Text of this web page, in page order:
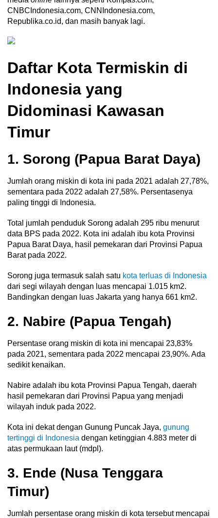
CNBCIndonesia.com, CNNIndonesia.com,
Republika.co.id, dan masih banyak lagi.
Daftar Kota Termiskin di
Indonesia yang
Didominasi Kawasan
Timur
1. Sorong (Papua Barat Daya)
Jumlah orang miskin di kota ini pada 2021 adalah 27,78%,
sementara pada 2022 adalah 27,58%. Persentasenya
paling tinggi di Indonesia.
Total jumlah penduduk Sorong adalah 295 ribu menurut
data BPS pada 2022. Kota ini adalah ibu kota Provinsi
Papua Barat Daya, hasil pemekaran dari Provinsi Papua
Barat pada 2022.
Sorong juga termasuk salah satu kota terluas di Indonesia
dari segi wilayah dengan luas mencapai 1.015 km2.
Bandingkan dengan luas Jakarta yang hanya 661 km2.
2. Nabire (Papua Tengah)
Persentase orang miskin di kota ini mencapai 23,83%
pada 2021, sementara pada 2022 mencapai 23,90%. Ada
sedikit kenaikan.
Nabire adalah ibu kota Provinsi Papua Tengah, daerah
hasil pemekaran dari Provinsi Papua yang menjadi
wilayah induk pada 2022.
Kota ini dekat dengan Gunung Puncak Jaya, gunung
tertinggi di Indonesia dengan ketinggian 4.883 meter di
atas permukaan laut (mdpl).
3. Ende (Nusa Tenggara
Timur)
Jumlah persentase orang miskin di kota tersebut mencapai